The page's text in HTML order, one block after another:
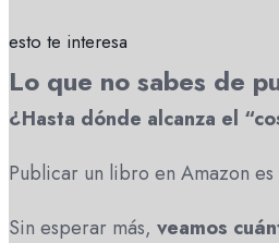
esto te interesa
Lo que no sabes de
¿Hasta dónde alcanza el
Publicar un libro en Amazon
Sin esperar más, veamos